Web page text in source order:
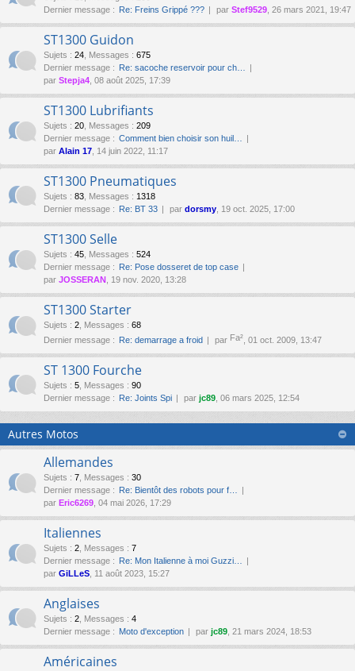
Dernier message : Re: Freins Grippé ??? par Stef9529 , 26 mars 2021, 19:47
ST1300 Guidon
Sujets : 24 Messages : 675
Dernier message : Re: sacoche reservoir pour ch…
par Stepja4 , 08 août 2025, 17:39
ST1300 Lubrifiants
Sujets : 20 Messages : 209
Dernier message : Comment bien choisir son huil…
par Alain 17 , 14 juin 2022, 11:17
ST1300 Pneumatiques
Sujets : 83 Messages : 1318
Dernier message : Re: BT 33 par dorsmy , 19 oct. 2025, 17:00
ST1300 Selle
Sujets : 45 Messages : 524
Dernier message : Re: Pose dosseret de top case
par JOSSERAN , 19 nov. 2020, 13:28
ST1300 Starter
Sujets : 2 Messages : 68
Dernier message : Re: demarrage a froid par Fa² , 01 oct. 2009, 13:47
ST 1300 Fourche
Sujets : 5 Messages : 90
Dernier message : Re: Joints Spi par jc89 , 06 mars 2025, 12:54
Autres Motos
Allemandes
Sujets : 7 Messages : 30
Dernier message : Re: Bientôt des robots pour f…
par Eric6269 , 04 mai 2026, 17:29
Italiennes
Sujets : 2 Messages : 7
Dernier message : Re: Mon Italienne à moi Guzzi…
par GiLLeS , 11 août 2023, 15:27
Anglaises
Sujets : 2 Messages : 4
Dernier message : Moto d'exception par jc89 , 21 mars 2024, 18:53
Américaines